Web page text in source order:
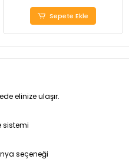
Sepete Ekle
elinize ulaşır.
sistemi
seçeneği